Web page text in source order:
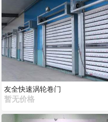
友全快速涡轮卷门
暂无价格